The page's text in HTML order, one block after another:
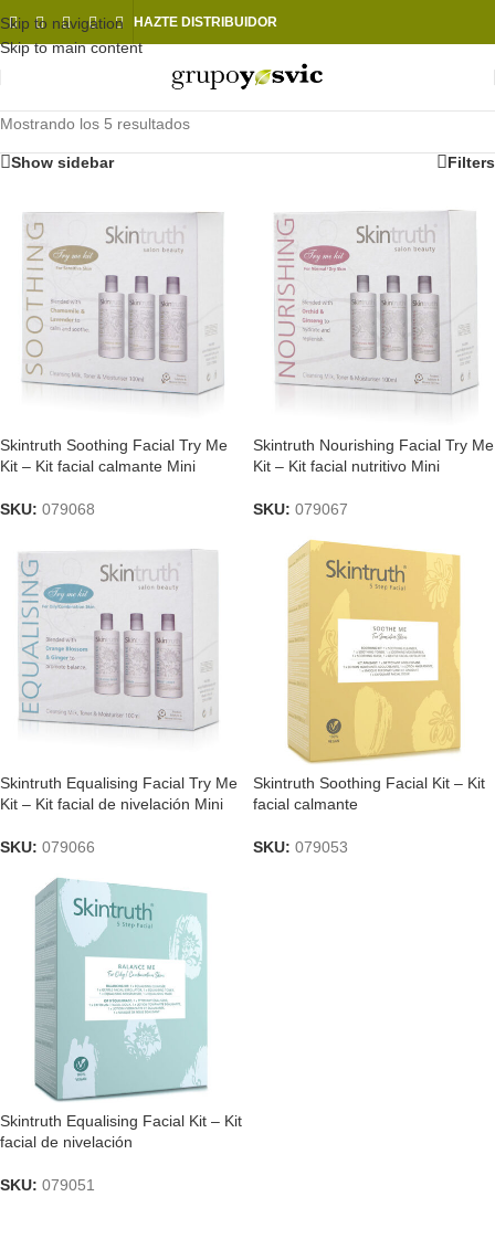
Skip to navigation
Skip to main content
HAZTE DISTRIBUIDOR
Mostrando los 5 resultados
Show sidebar Filters
Skintruth Soothing Facial Try Me
Kit – Kit facial calmante Mini
SKU: 079068
Skintruth Nourishing Facial Try Me
Kit – Kit facial nutritivo Mini
SKU: 079067
Skintruth Equalising Facial Try Me
Kit – Kit facial de nivelación Mini
SKU: 079066
Skintruth Soothing Facial Kit – Kit
facial calmante
SKU: 079053
Skintruth Equalising Facial Kit – Kit
facial de nivelación
SKU: 079051